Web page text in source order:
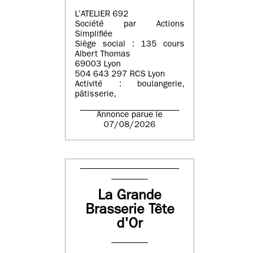
L’ATELIER 692
Société par Actions
Simplifiée
Siège social : 135 cours
Albert Thomas
69003 Lyon
504 643 297 RCS Lyon
Activité : boulangerie,
pâtisserie,
Annonce parue le
07/08/2026
La Grande
Brasserie Tête
d'Or